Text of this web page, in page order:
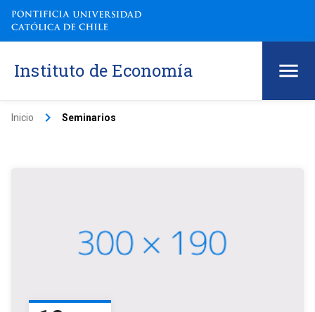
Instituto de Economía
Inicio keyboard_arrow_right Seminarios